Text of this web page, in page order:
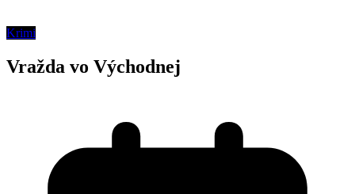
Krimi
Vražda vo Východnej